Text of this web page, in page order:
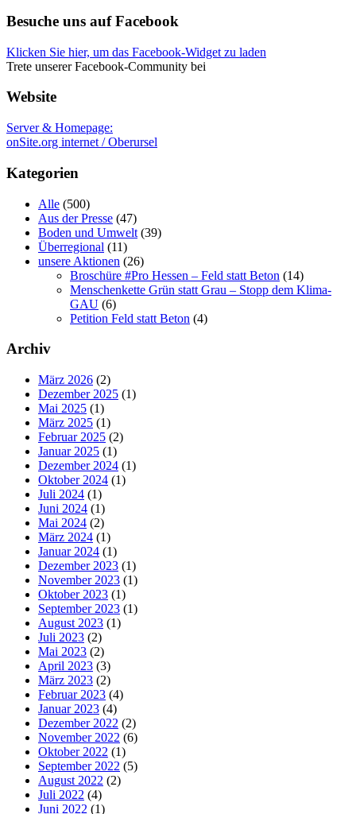
Besuche uns auf Facebook
Klicken Sie hier, um das Facebook-Widget zu laden
Trete unserer Facebook-Community bei
Website
Server & Homepage:
onSite.org internet / Oberursel
Kategorien
Alle (500)
Aus der Presse (47)
Boden und Umwelt (39)
Überregional (11)
unsere Aktionen (26)
Broschüre #Pro Hessen – Feld statt Beton (14)
Menschenkette Grün statt Grau – Stopp dem Klima-
GAU (6)
Petition Feld statt Beton (4)
Archiv
März 2026 (2)
Dezember 2025 (1)
Mai 2025 (1)
März 2025 (1)
Februar 2025 (2)
Januar 2025 (1)
Dezember 2024 (1)
Oktober 2024 (1)
Juli 2024 (1)
Juni 2024 (1)
Mai 2024 (2)
März 2024 (1)
Januar 2024 (1)
Dezember 2023 (1)
November 2023 (1)
Oktober 2023 (1)
September 2023 (1)
August 2023 (1)
Juli 2023 (2)
Mai 2023 (2)
April 2023 (3)
März 2023 (2)
Februar 2023 (4)
Januar 2023 (4)
Dezember 2022 (2)
November 2022 (6)
Oktober 2022 (1)
September 2022 (5)
August 2022 (2)
Juli 2022 (4)
Juni 2022 (1)